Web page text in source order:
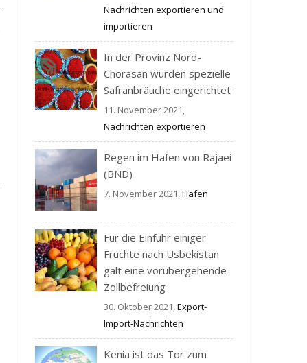
Nachrichten exportieren und
importieren
In der Provinz Nord-
Chorasan wurden spezielle
Safranbräuche eingerichtet
11. November 2021,
Nachrichten exportieren
Regen im Hafen von Rajaei
(BND)
7. November 2021,Häfen
Für die Einfuhr einiger
Früchte nach Usbekistan
galt eine vorübergehende
Zollbefreiung
30. Oktober 2021,Export-
Import-Nachrichten
Kenia ist das Tor zum